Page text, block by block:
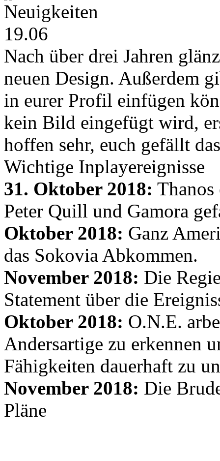
Neuigkeiten
19.06
Nach über drei Jahren
neuen Design. Außerdem
in eurer Profil einfügen
kein Bild eingefügt wird,
hoffen sehr, euch gefällt
Wichtige Inplayereignisse
31. Oktober 2018:
Peter Quill und Gamora
Oktober 2018: Ganz
das Sokovia Abkommen.
November 2018: Die
Statement über die
Oktober 2018: O.N.E.
Andersartige zu erkennen
Fähigkeiten dauerhaft zu
November 2018: Die
Pläne